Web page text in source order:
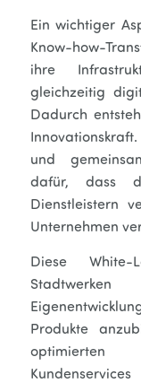
Ein wichtiger
Know-how-
ihre
gleichzeitig
Dadurch
und
dafür, dass
Dienstleistern
Unternehmen
Diese White-
Produkte
optimierten